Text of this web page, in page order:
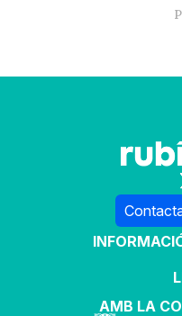
AMB LA